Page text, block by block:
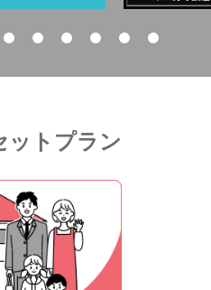
ットプラン